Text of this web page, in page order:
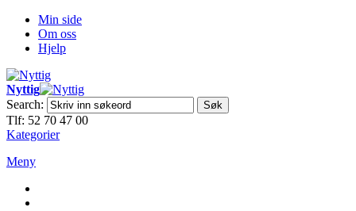
Min side
Om oss
Hjelp
Nyttig
Search:
Søk
Tlf: 52 70 47 00
Kategorier
Meny